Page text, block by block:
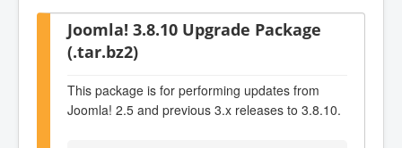
Joomla! 3.8.10 Upgrade Package
(.tar.bz2)
This package is for performing updates from
Joomla! 2.5 and previous 3.x releases to 3.8.10.